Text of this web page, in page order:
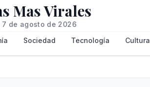
Mas Virales
7 de agosto de 2026
Sociedad Tecnología Cultura